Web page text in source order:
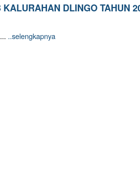
DLINGO TAHUN
... ..selengkapnya